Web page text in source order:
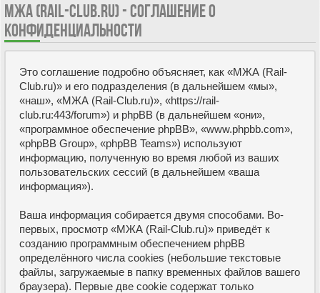
МЖА (RAIL-CLUB.RU) - СОГЛАШЕНИЕ О
КОНФИДЕНЦИАЛЬНОСТИ
Это соглашение подробно объясняет, как «МЖА (Rail-
Club.ru)» и его подразделения (в дальнейшем «мы»,
«наш», «МЖА (Rail-Club.ru)», «https://rail-
club.ru:443/forum») и phpBB (в дальнейшем «они»,
«программное обеспечение phpBB», «www.phpbb.com»,
«phpBB Group», «phpBB Teams») используют
информацию, полученную во время любой из ваших
пользовательских сессий (в дальнейшем «ваша
информация»).
Ваша информация собирается двумя способами. Во-
первых, просмотр «МЖА (Rail-Club.ru)» приведёт к
созданию программным обеспечением phpBB
определённого числа cookies (небольшие текстовые
файлы, загружаемые в папку временных файлов вашего
браузера). Первые две cookie содержат только